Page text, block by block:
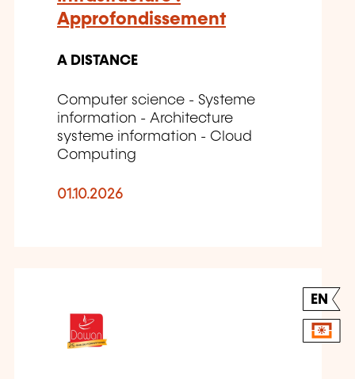
Approfondissement
A DISTANCE
Computer science - Systeme
information - Architecture
systeme information - Cloud
Computing
01.10.2026
EN